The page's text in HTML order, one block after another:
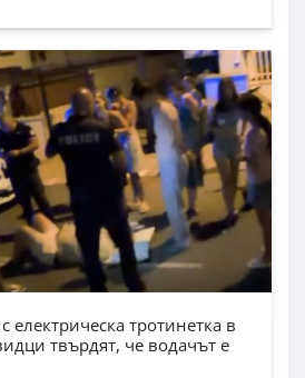
електрическа тротинетка в
твърдят, че водачът е